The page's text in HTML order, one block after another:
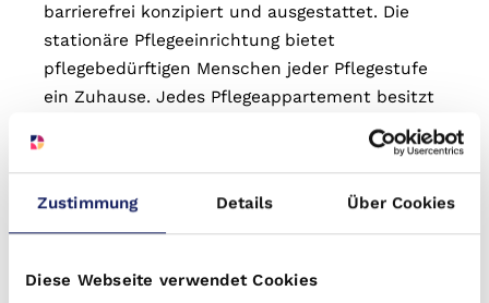
Zustimmung Details Über Cookies
Diese Webseite verwendet Cookies
barrierefrei konzipiert und ausgestattet. Die
stationäre Pflegeeinrichtung bietet
pflegebedürftigen Menschen jeder Pflegestufe
ein Zuhause. Jedes Pflegeappartement besitzt
ein eigenes Duschbad. Die meisten Bäder sind
Haus. Die 75 Bewohner des Seniorenzentrums
profitieren von den großzügigen